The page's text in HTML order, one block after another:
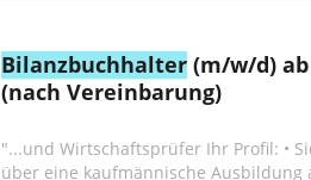
Bilanzbuchhalter (m/w/d)
(nach Vereinbarung)
"...und Wirtschaftsprüfer Ihr Profil: •